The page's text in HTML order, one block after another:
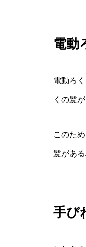
電動
電動ろ
くの髪
このた
髪があ
手び